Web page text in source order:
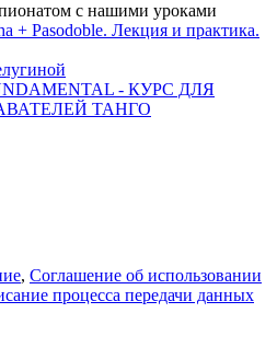
с нашими уроками
+ Pasodoble. Лекция и практика.
- КУРС ДЛЯ
ТАНГО
, Соглашение об использовании
процесса передачи данных